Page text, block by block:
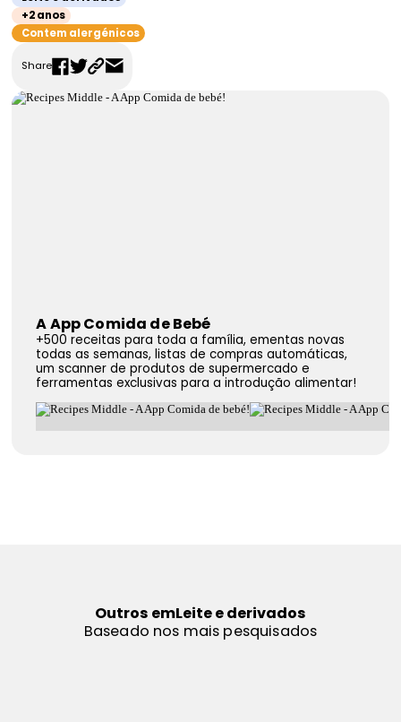
FAQS
Contactos
+2 anos
Contem alergénicos
Share
A App Comida de Bebé
+500 receitas para toda a família, ementas novas
todas as semanas, listas de compras automáticas,
um scanner de produtos de supermercado e
ferramentas exclusivas para a introdução alimentar!
Outros emLeite e derivados
Baseado nos mais pesquisados